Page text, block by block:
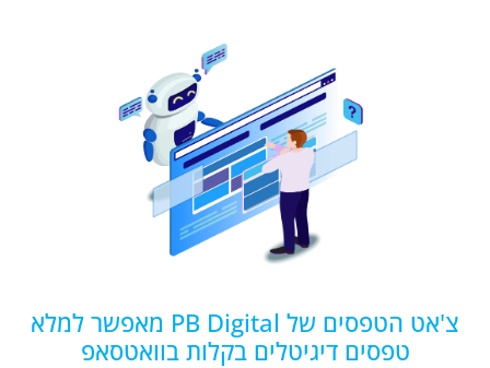
צ'אט הטפסים של PB Digital מאפשר למלא
טפסים דיגיטלים בקלות בוואטסאפ